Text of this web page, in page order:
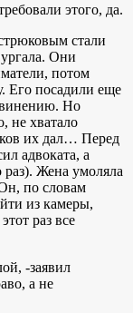
этого, да.
стали
Они
потом
Его посадили еще
Но
не хватало
их дал… Перед
адвоката, а
Жена умоляла
по словам
из камеры,
раз все
-заявил
а не